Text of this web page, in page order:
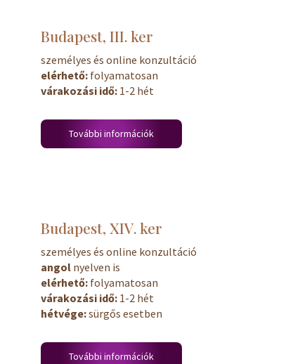
Budapest, III. ker
személyes és online konzultáció
elérhető: folyamatosan
várakozási idő: 1-2 hét
További információk
Budapest, XIV. ker
személyes és online konzultáció
angol nyelven is
elérhető: folyamatosan
várakozási idő: 1-2 hét
hétvége:sürgős esetben
További információk